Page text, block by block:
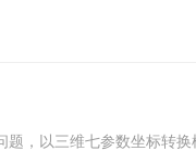
，以三维七参数坐标转换